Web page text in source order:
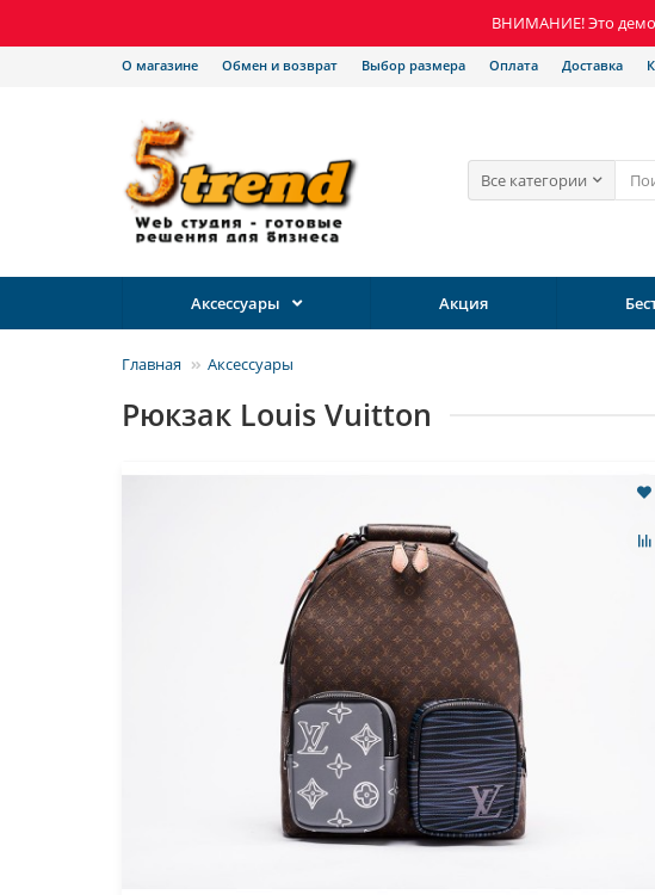
ВНИМАНИЕ! Это
О магазине Обмен и возврат Выбор размера Оплата Доставка
Все категории
Аксессуары Акция
Главная Аксессуары
Рюкзак Louis Vuitton